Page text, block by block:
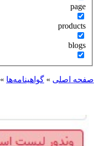
page
products
blogs
صفحه اصلی » گواهینامه‌ها »